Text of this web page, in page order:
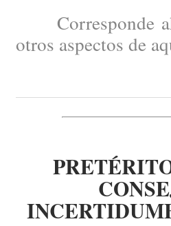
Corresponde
otros aspectos de